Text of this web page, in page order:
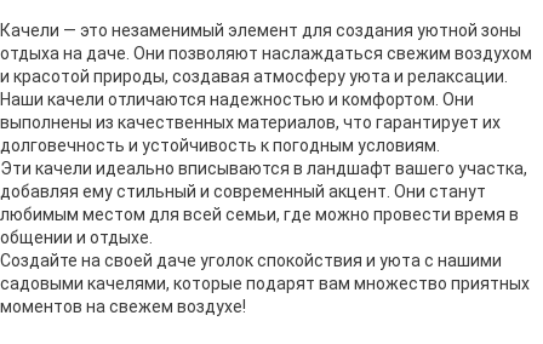
Качели — это незаменимый элемент для создания уютной зоны
отдыха на даче. Они позволяют наслаждаться свежим воздухом
и красотой природы, создавая атмосферу уюта и релаксации.
Наши качели отличаются надежностью и комфортом. Они
выполнены из качественных материалов, что гарантирует их
долговечность и устойчивость к погодным условиям.
Эти качели идеально вписываются в ландшафт вашего участка,
добавляя ему стильный и современный акцент. Они станут
любимым местом для всей семьи, где можно провести время в
общении и отдыхе.
Создайте на своей даче уголок спокойствия и уюта с нашими
садовыми качелями, которые подарят вам множество приятных
моментов на свежем воздухе!